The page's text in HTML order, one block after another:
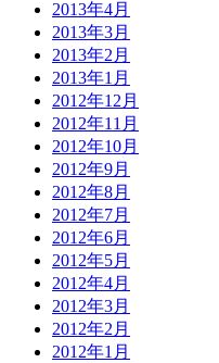
2013年4月
2013年3月
2013年2月
2013年1月
2012年12月
2012年11月
2012年10月
2012年9月
2012年8月
2012年7月
2012年6月
2012年5月
2012年4月
2012年3月
2012年2月
2012年1月